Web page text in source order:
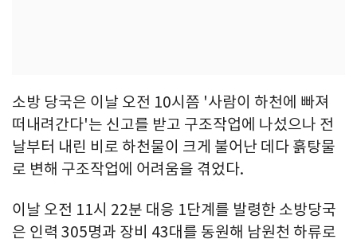
소방 당국은 이날 오전 10시쯤 '사람이 하천에 빠져
떠내려간다'는 신고를 받고 구조작업에 나섰으나 전
날부터 내린 비로 하천물이 크게 불어난 데다 흙탕물
로 변해 구조작업에 어려움을 겪었다.
이날 오전 11시 22분 대응 1단계를 발령한 소방당국
은 인력 305명과 장비 43대를 동원해 남원천 하류로